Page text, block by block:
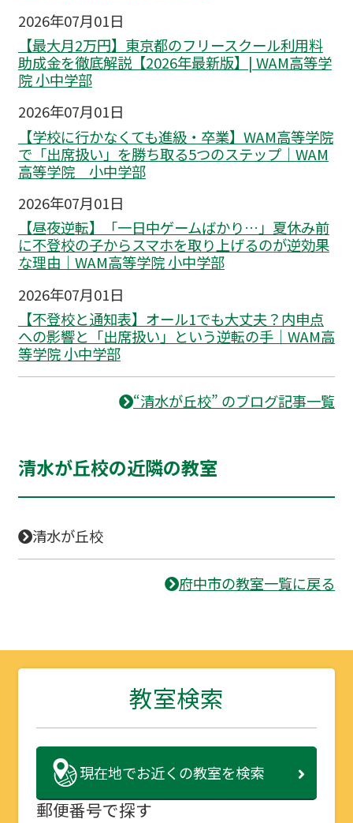
2026年07月01日
【最大月2万円】東京都のフリースクール利用料
助成金を徹底解説【2026年最新版】| WAM高等学
院 小中学部
2026年07月01日
【学校に行かなくても進級・卒業】WAM高等学院
で「出席扱い」を勝ち取る5つのステップ｜WAM
高等学院 小中学部
2026年07月01日
【昼夜逆転】「一日中ゲームばかり…」夏休み前
に不登校の子からスマホを取り上げるのが逆効果
な理由｜WAM高等学院 小中学部
2026年07月01日
【不登校と通知表】オール1でも大丈夫？内申点
への影響と「出席扱い」という逆転の手｜WAM高
等学院 小中学部
“清水が丘校” のブログ記事一覧
清水が丘校の近隣の教室
清水が丘校
府中市の教室一覧に戻る
教室検索
現在地でお近くの教室を検索
郵便番号で探す